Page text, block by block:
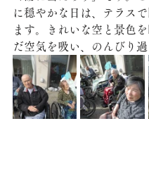
に穏やかな日は、テラスで
ます。きれいな空と景色
だ空気を吸い、のんびり過